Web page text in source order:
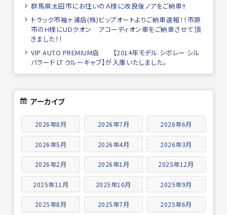
群馬県太田市にお住いのＡ様に改良後ノアをご納車!!
トラック市袖ヶ浦店(株)ビップオートよりご納車速報！！市原
市のH様にUDクオン アコーディオン車をご納車させて頂
きました！！
VIP AUTO PREMIUM店 【2014年モデル シボレー シル
バラード LT クルーキャブ】が入庫いたしました。
アーカイブ
2026年8月 2026年7月 2026年6月
2026年5月 2026年4月 2026年3月
2026年2月 2026年1月 2025年12月
2025年11月 2025年10月 2025年9月
2025年8月 2025年7月 2025年6月